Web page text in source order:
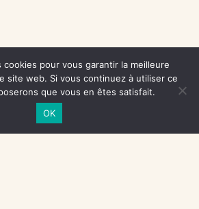
cookies pour vous garantir la meilleure
site web. Si vous continuez à utiliser ce
que vous en êtes satisfait.
OK